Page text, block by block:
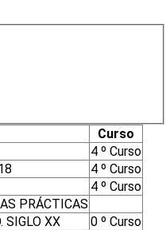
Curso
4 º Curso
4 º Curso
4 º Curso
PRÁCTICAS
SIGLO XX
0 º Curso